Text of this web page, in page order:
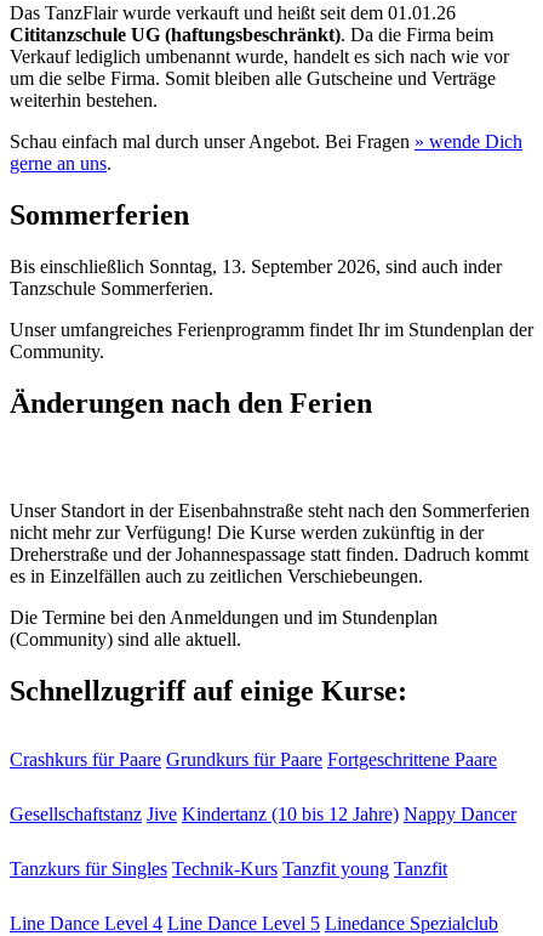
Das TanzFlair wurde verkauft und heißt seit dem 01.01.26
Cititanzschule UG (haftungsbeschränkt). Da die Firma beim
Verkauf lediglich umbenannt wurde, handelt es sich nach wie vor
um die selbe Firma. Somit bleiben alle Gutscheine und Verträge
weiterhin bestehen.
Schau einfach mal durch unser Angebot. Bei Fragen » wende Dich
gerne an uns.
Sommerferien
Bis einschließlich Sonntag, 13. September 2026, sind auch inder
Tanzschule Sommerferien.
Unser umfangreiches Ferienprogramm findet Ihr im Stundenplan der
Community.
Änderungen nach den Ferien
Unser Standort in der Eisenbahnstraße steht nach den Sommerferien
nicht mehr zur Verfügung! Die Kurse werden zukünftig in der
Dreherstraße und der Johannespassage statt finden. Dadruch kommt
es in Einzelfällen auch zu zeitlichen Verschiebeungen.
Die Termine bei den Anmeldungen und im Stundenplan
(Community) sind alle aktuell.
Schnellzugriff auf einige Kurse:
Crashkurs für Paare Grundkurs für Paare Fortgeschrittene Paare
Gesellschaftstanz Jive Kindertanz (10 bis 12 Jahre) Nappy Dancer
Tanzkurs für Singles Technik-Kurs Tanzfit young Tanzfit
Line Dance Level 4 Line Dance Level 5 Linedance Spezialclub